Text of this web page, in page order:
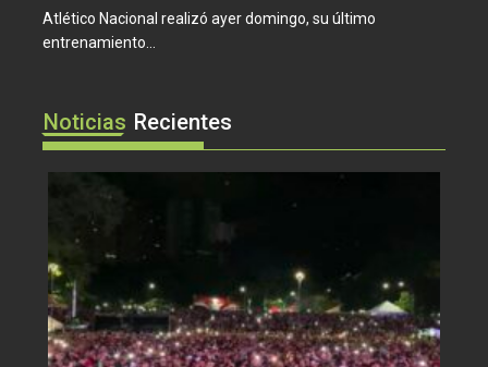
Atlético Nacional realizó ayer domingo, su último
entrenamiento...
Noticias Recientes